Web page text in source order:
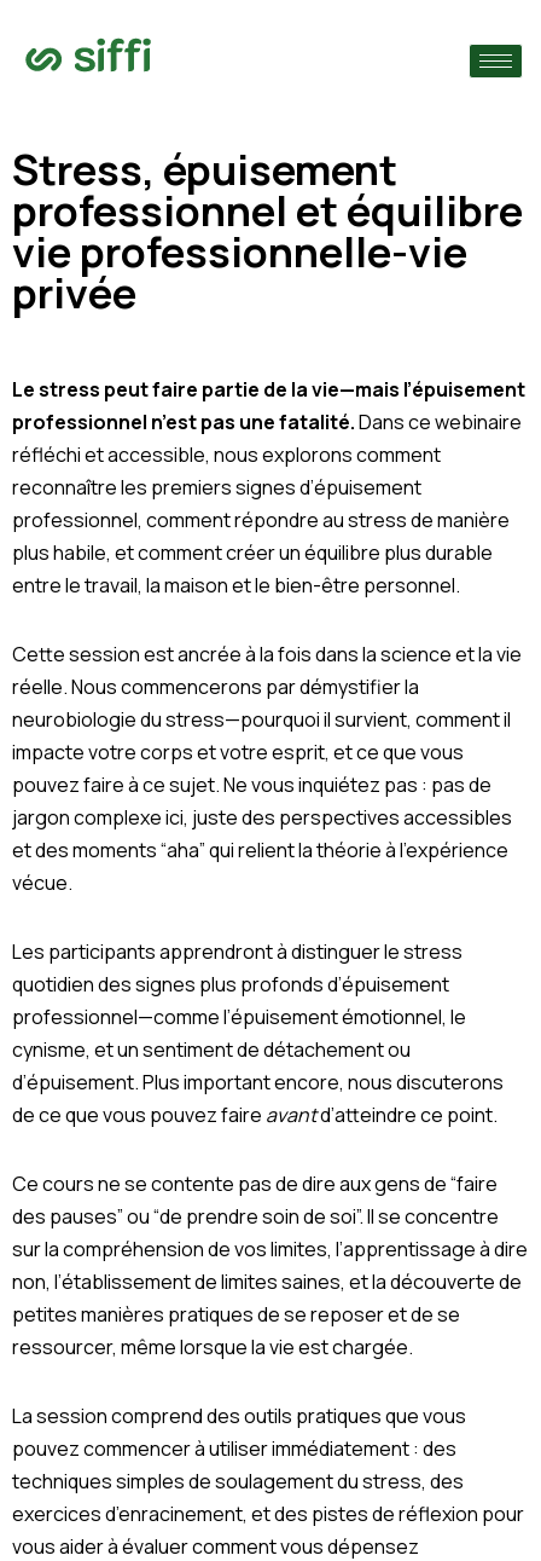
›
Stress, épuisement
professionnel et équilibre
vie professionnelle-vie
privée
Le stress peut faire partie de la vie—mais l’épuisement
professionnel n’est pas une fatalité.Dans ce webinaire
réfléchi et accessible, nous explorons comment
reconnaître les premiers signes d’épuisement
professionnel, comment répondre au stress de manière
plus habile, et comment créer un équilibre plus durable
entre le travail, la maison et le bien-être personnel.
Cette session est ancrée à la fois dans la science et la vie
réelle. Nous commencerons par démystifier la
neurobiologie du stress—pourquoi il survient, comment il
impacte votre corps et votre esprit, et ce que vous
pouvez faire à ce sujet. Ne vous inquiétez pas : pas de
jargon complexe ici, juste des perspectives accessibles
et des moments “aha” qui relient la théorie à l’expérience
vécue.
Les participants apprendront à distinguer le stress
quotidien des signes plus profonds d’épuisement
professionnel—comme l’épuisement émotionnel, le
cynisme, et un sentiment de détachement ou
d’épuisement. Plus important encore, nous discuterons
de ce que vous pouvez faire avantd’atteindre ce point.
Ce cours ne se contente pas de dire aux gens de “faire
des pauses” ou “de prendre soin de soi”. Il se concentre
sur la compréhension de vos limites, l’apprentissage à dire
non, l’établissement de limites saines, et la découverte de
petites manières pratiques de se reposer et de se
ressourcer, même lorsque la vie est chargée.
La session comprend des outils pratiques que vous
pouvez commencer à utiliser immédiatement : des
techniques simples de soulagement du stress, des
exercices d’enracinement, et des pistes de réflexion pour
vous aider à évaluer comment vous dépensez